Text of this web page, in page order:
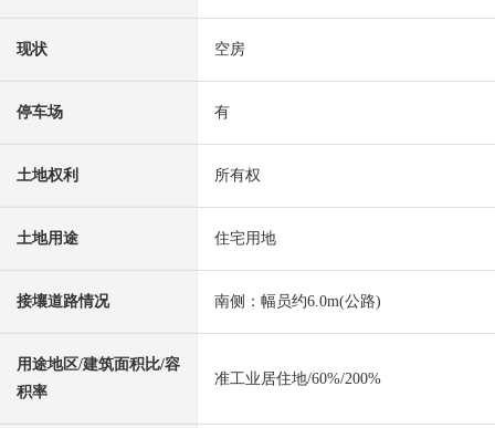
现状 空房
停车场 有
土地权利 所有权
土地用途 住宅用地
接壤道路情况 南侧：幅员约6.0m(公路)
用途地区/建筑面积比/容
积率
准工业居住地/60%/200%